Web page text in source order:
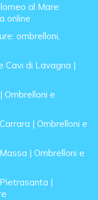
al Mare:
online
ombrelloni,
Cavi di Lavagna |
Ombrelloni e
| Ombrelloni e
| Ombrelloni e
|